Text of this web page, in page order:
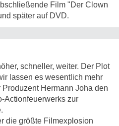
Film "Der Clown
später auf DVD.
schneller, weiter. Der Plot
lassen es wesentlich mehr
Produzent Hermann Joha den
Actionfeuerwerks zur
die größte Filmexplosion